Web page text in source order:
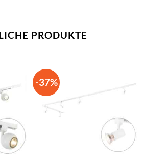
PRODUKTE
-37%